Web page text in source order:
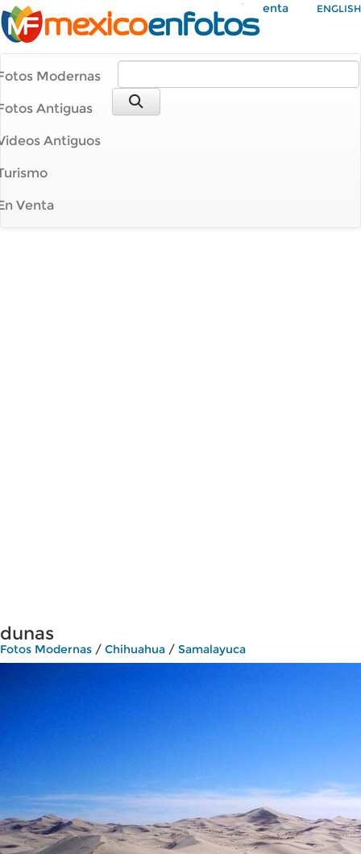
Mi Cuenta ENGLISH
Modernas
Antiguas
Antiguos
Venta
dunas
Fotos Modernas / Chihuahua / Samalayuca